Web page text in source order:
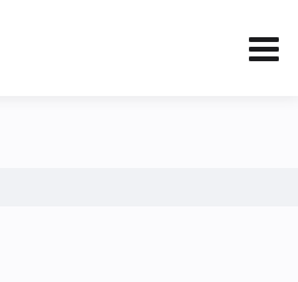
Annonsere i